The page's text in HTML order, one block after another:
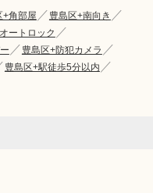
+角部屋
豊島区+南向き
ートロック
豊島区+防犯カメラ
豊島区+駅徒歩5分以内